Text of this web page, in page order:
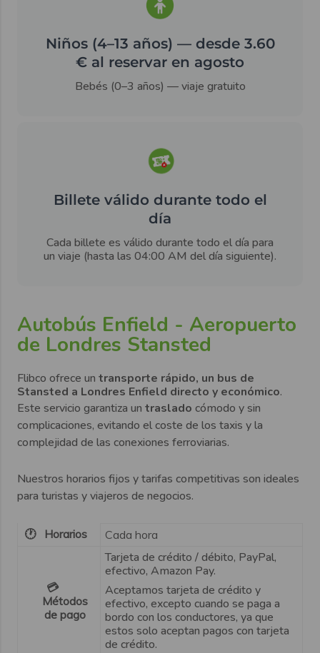
Autobús Enfield - Aeropuerto
de Londres Stansted
Flibco ofrece un transporte rápido, un bus de
Stansted a Londres Enfield directo y económico.
Este servicio garantiza un traslado cómodo y sin
complicaciones, evitando el coste de los taxis y la
complejidad de las conexiones ferroviarias.
Nuestros horarios fijos y tarifas competitivas son ideales
para turistas y viajeros de negocios.
🕐 Horarios Cada hora
💳
Métodos
de pago
Tarjeta de crédito / débito, PayPal,
efectivo, Amazon Pay.
Aceptamos tarjeta de crédito y
efectivo, excepto cuando se paga a
bordo con los conductores, ya que
estos solo aceptan pagos con tarjeta
de crédito.
Niños (4–13 años) — desde 3.60
€ al reservar en agosto
Bebés (0–3 años) — viaje gratuito
Billete válido durante todo el
día
Cada billete es válido durante todo el día para
un viaje (hasta las 04:00 AM del día siguiente).